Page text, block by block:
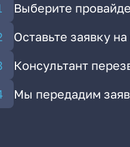
Выберите
Оставьте заявку
Консультант
Мы передадим